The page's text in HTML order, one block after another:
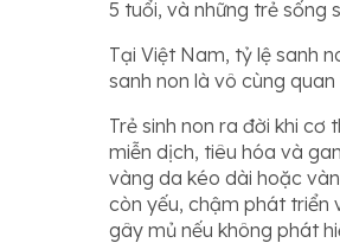
5 tuổi, và những trẻ sống
Tại Việt Nam, tỷ lệ sanh
sanh non là vô cùng quan
Trẻ sinh non ra đời khi
miễn dịch, tiêu hóa và
vàng da kéo dài hoặc
còn yếu, chậm phát triển
gây mủ nếu không phát